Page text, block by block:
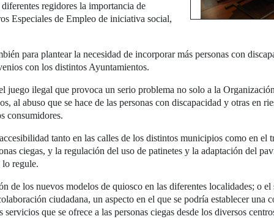
regidores la importancia de
Especiales de Empleo de iniciativa social,
para plantear la necesidad de incorporar más personas con
con los distintos Ayuntamientos.
juego ilegal que provoca un serio problema no solo a la
al abuso que se hace de las personas con discapacidad y otras en
consumidores.
tanto en las calles de los distintos municipios como en el
ciegas, y la regulación del uso de patinetes y la adaptación del
lo regule.
de los nuevos modelos de quiosco en las diferentes localidades; o
ciudadana, un aspecto en el que se podría establecer una
que se ofrece a las personas ciegas desde los diversos